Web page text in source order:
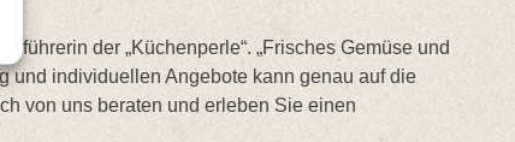
der „Küchenperle“. „Frisches Gemüse und
und individuellen Angebote kann genau auf die
von uns beraten und erleben Sie einen